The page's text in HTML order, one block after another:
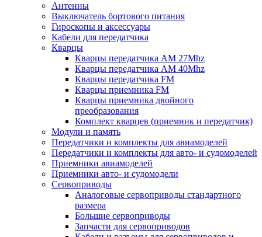
Антенны
Выключатель бортового питания
Гироскопы и аксессуары
Кабели для передатчика
Кварцы
Кварцы передатчика AM 27Mhz
Кварцы передатчика AM 40Mhz
Кварцы передатчика FM
Кварцы приемника FM
Кварцы приемника двойного
преобразования
Комплект кварцев (приемник и передатчик)
Модули и память
Передатчики и комплекты для авиамоделей
Передатчики и комплекты для авто- и судомоделей
Приемники авиамоделей
Приемники авто- и судомодели
Сервоприводы
Аналоговые сервоприводы стандартного
размера
Большие сервоприводы
Запчасти для сервоприводов